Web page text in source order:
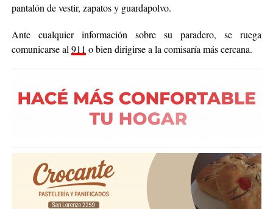
pantalón de vestir, zapatos y guardapolvo.
Ante cualquier información sobre su paradero, se ruega
comunicarse al 911 o bien dirigirse a la comisaría más cercana.